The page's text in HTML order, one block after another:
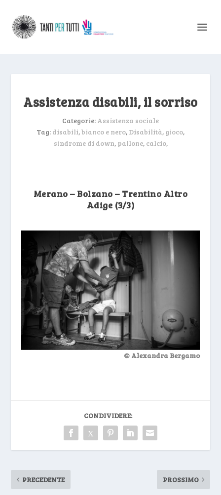
Assistenza disabili, il sorriso
Categorie: Assistenza sociale
Tag: disabili,bianco e nero, Disabilità, gioco,
sindrome di down, pallone, calcio,
Merano – Bolzano – Trentino Altro
Adige (3/3)
© Alexandra Bergamo
CONDIVIDERE:
PRECEDENTE PROSSIMO